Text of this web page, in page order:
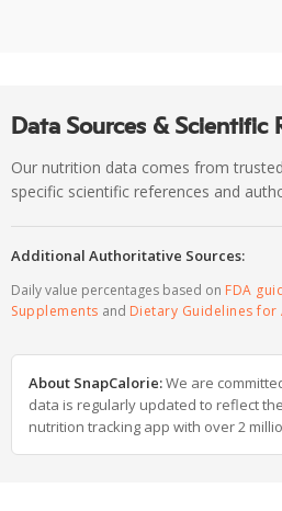
Data Sources & Scientific
Our nutrition data comes from
specific scientific references and
Additional Authoritative Sources:
Daily value percentages based on FDA
Supplements and Dietary Guidelines for
About SnapCalorie:We are
data is regularly updated to reflect
nutrition tracking app with over 2